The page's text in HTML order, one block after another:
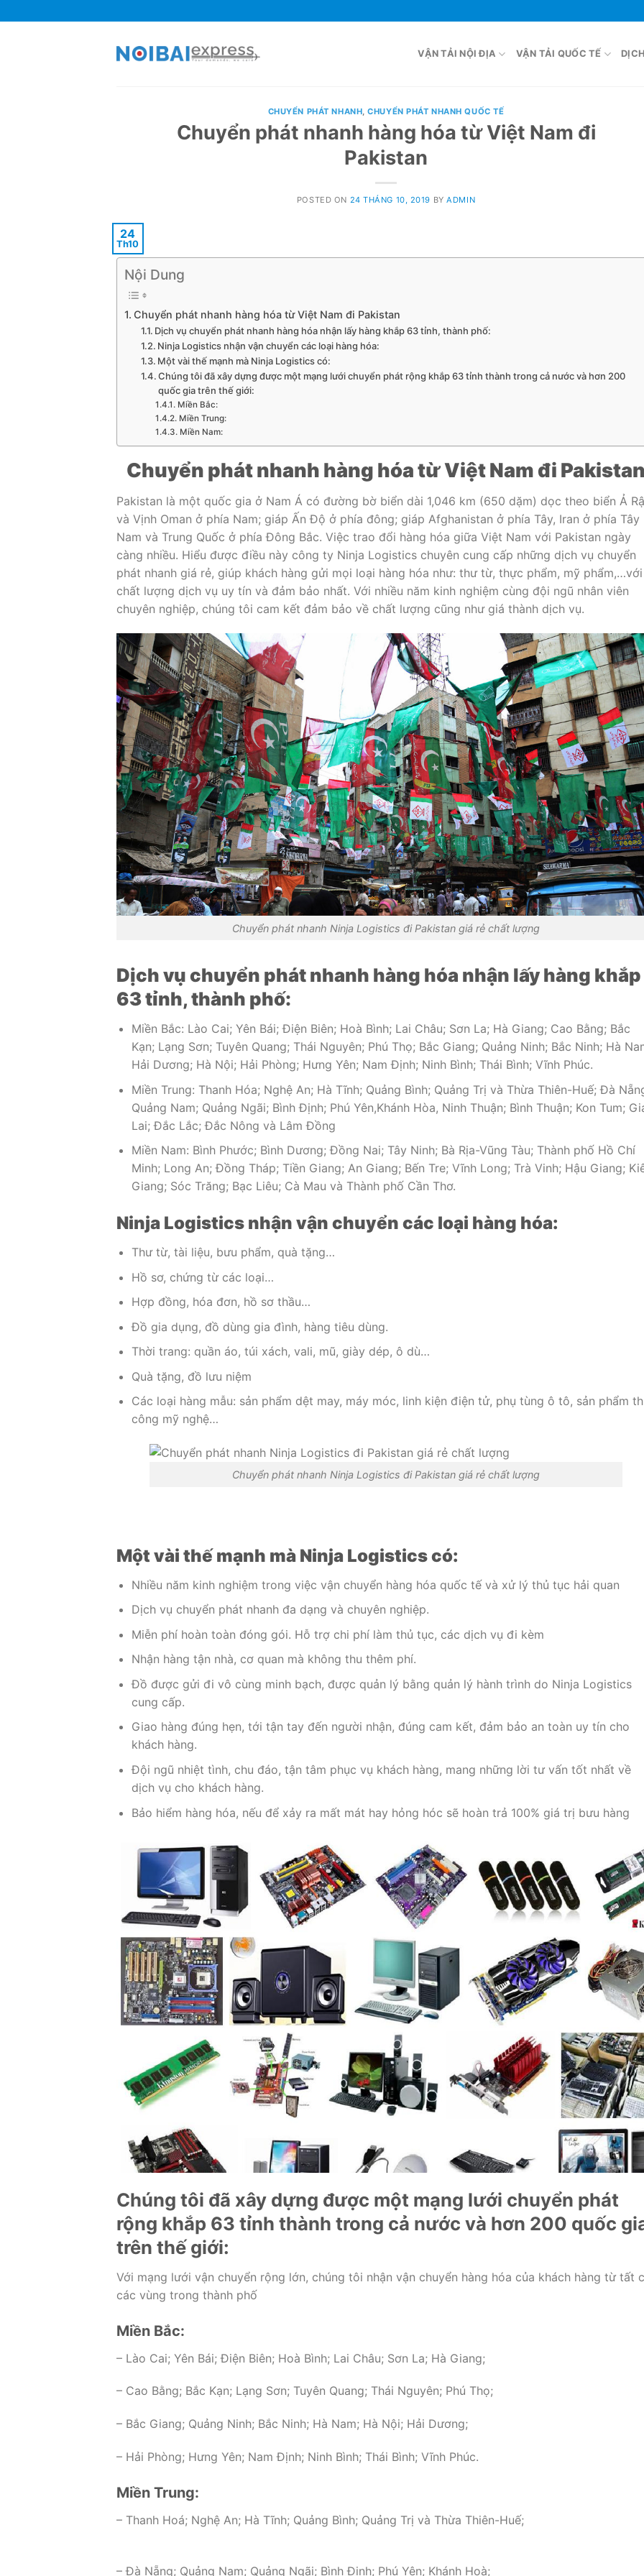
to
VẬN TẢI NỘI ĐỊA VẬN TẢI QUỐC TẾ
CHUYỂN PHÁT NHANH,CHUYỂN PHÁT NHANH QUỐC TẾ
Chuyển phát nhanh hàng hóa từ Việt Nam đi
Pakistan
POSTED ON 24 THÁNG 10, 2019 BYADMIN
24
Th10
Nội Dung
Chuyển phát nhanh hàng hóa từ Việt Nam đi Pakistan
Dịch vụ chuyển phát nhanh hàng hóa nhận lấy hàng khắp 63 tỉnh, thành phố:
Ninja Logistics nhận vận chuyển các loại hàng hóa:
Một vài thế mạnh mà Ninja Logistics có:
Chúng tôi đã xây dựng được một mạng lưới chuyển phát rộng khắp 63 tỉnh thành trong cả nước và hơn 200
quốc gia trên thế giới:
Miền Bắc:
Miền Trung:
Miền Nam:
Chuyển phát nhanh hàng hóa từ Việt Nam đi
Pakistan là một quốc gia ở Nam Á có đường bờ biển dài 1,046 km (650 dặm) dọc theo biển Ả
và Vịnh Oman ở phía Nam; giáp Ấn Độ ở phía đông; giáp Afghanistan ở phía Tây, Iran ở phía Tây
Nam và Trung Quốc ở phía Đông Bắc. Việc trao đổi hàng hóa giữa Việt Nam với Pakistan ngày
càng nhiều. Hiểu được điều này công ty Ninja Logistics chuyên cung cấp những dịch vụ chuyển
phát nhanh giá rẻ, giúp khách hàng gửi mọi loại hàng hóa như: thư từ, thực phẩm, mỹ phẩm,…với
chất lượng dịch vụ uy tín và đảm bảo nhất. Với nhiều năm kinh nghiệm cùng đội ngũ nhân viên
chuyên nghiệp, chúng tôi cam kết đảm bảo về chất lượng cũng như giá thành dịch vụ.
Chuyển phát nhanh Ninja Logistics đi Pakistan giá rẻ chất lượng
Dịch vụ chuyển phát nhanh hàng hóa nhận lấy hàng khắp
63 tỉnh, thành phố:
Miền Bắc: Lào Cai; Yên Bái; Điện Biên; Hoà Bình; Lai Châu; Sơn La; Hà Giang; Cao Bằng; Bắc
Kạn; Lạng Sơn; Tuyên Quang; Thái Nguyên; Phú Thọ; Bắc Giang; Quảng Ninh; Bắc Ninh; Hà
Hải Dương; Hà Nội; Hải Phòng; Hưng Yên; Nam Định; Ninh Bình; Thái Bình; Vĩnh Phúc.
Miền Trung: Thanh Hóa; Nghệ An; Hà Tĩnh; Quảng Bình; Quảng Trị và Thừa Thiên-Huế; Đà
Quảng Nam; Quảng Ngãi; Bình Định; Phú Yên,Khánh Hòa, Ninh Thuận; Bình Thuận; Kon Tum;
Lai; Đắc Lắc; Đắc Nông và Lâm Đồng
Miền Nam: Bình Phước; Bình Dương; Đồng Nai; Tây Ninh; Bà Rịa-Vũng Tàu; Thành phố Hồ Chí
Minh; Long An; Đồng Tháp; Tiền Giang; An Giang; Bến Tre; Vĩnh Long; Trà Vinh; Hậu Giang;
Giang; Sóc Trăng; Bạc Liêu; Cà Mau và Thành phố Cần Thơ.
Ninja Logistics nhận vận chuyển các loại hàng hóa:
Thư từ, tài liệu, bưu phẩm, quà tặng…
Hồ sơ, chứng từ các loại…
Hợp đồng, hóa đơn, hồ sơ thầu…
Đồ gia dụng, đồ dùng gia đình, hàng tiêu dùng.
Thời trang: quần áo, túi xách, vali, mũ, giày dép, ô dù…
Quà tặng, đồ lưu niệm
Các loại hàng mẫu: sản phẩm dệt may, máy móc, linh kiện điện tử, phụ tùng ô tô, sản phẩm
công mỹ nghệ…
Chuyển phát nhanh Ninja Logistics đi Pakistan giá rẻ chất lượng
Một vài thế mạnh mà Ninja Logistics có:
Nhiều năm kinh nghiệm trong việc vận chuyển hàng hóa quốc tế và xử lý thủ tục hải quan
Dịch vụ chuyển phát nhanh đa dạng và chuyên nghiệp.
Miễn phí hoàn toàn đóng gói. Hỗ trợ chi phí làm thủ tục, các dịch vụ đi kèm
Nhận hàng tận nhà, cơ quan mà không thu thêm phí.
Đồ được gửi đi vô cùng minh bạch, được quản lý bằng quản lý hành trình do Ninja Logistics
cung cấp.
Giao hàng đúng hẹn, tới tận tay đến người nhận, đúng cam kết, đảm bảo an toàn uy tín cho
khách hàng.
Đội ngũ nhiệt tình, chu đáo, tận tâm phục vụ khách hàng, mang những lời tư vấn tốt nhất về
dịch vụ cho khách hàng.
Bảo hiểm hàng hóa, nếu để xảy ra mất mát hay hỏng hóc sẽ hoàn trả 100% giá trị bưu hàng
Chúng tôi đã xây dựng được một mạng lưới chuyển phát
rộng khắp 63 tỉnh thành trong cả nước và hơn 200 quốc
trên thế giới:
Với mạng lưới vận chuyển rộng lớn, chúng tôi nhận vận chuyển hàng hóa của khách hàng từ tất
các vùng trong thành phố
Miền Bắc:
– Lào Cai; Yên Bái; Điện Biên; Hoà Bình; Lai Châu; Sơn La; Hà Giang;
– Cao Bằng; Bắc Kạn; Lạng Sơn; Tuyên Quang; Thái Nguyên; Phú Thọ;
– Bắc Giang; Quảng Ninh; Bắc Ninh; Hà Nam; Hà Nội; Hải Dương;
– Hải Phòng; Hưng Yên; Nam Định; Ninh Bình; Thái Bình; Vĩnh Phúc.
Miền Trung:
– Thanh Hoá; Nghệ An; Hà Tĩnh; Quảng Bình; Quảng Trị và Thừa Thiên-Huế;
– Đà Nẵng; Quảng Nam; Quảng Ngãi; Bình Định; Phú Yên; Khánh Hoà;